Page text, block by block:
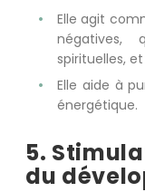
Elle agit
négatives,
spirituelles,
Elle aide à
énergétique.
5.
du